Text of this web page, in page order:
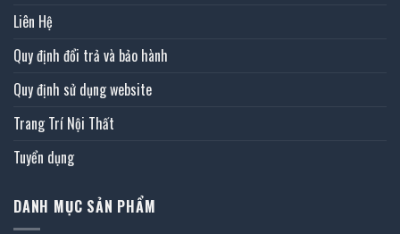
Liên Hệ
Quy định đổi trả và bảo hành
Quy định sử dụng website
Trang Trí Nội Thất
Tuyển dụng
DANH MỤC SẢN PHẨM